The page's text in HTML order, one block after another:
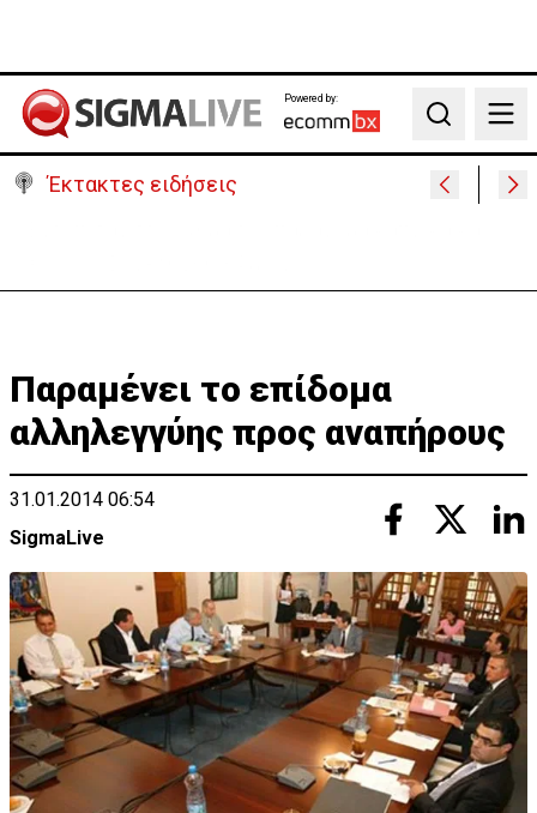
Powered by:
Search
Έκτακτες ειδήσεις
Παραμένει το επίδομα
αλληλεγγύης προς αναπήρους
31.01.2014 06:54
SigmaLive